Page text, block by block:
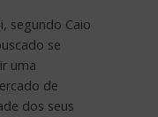
segundo Caio
se
uma
de
dos seus